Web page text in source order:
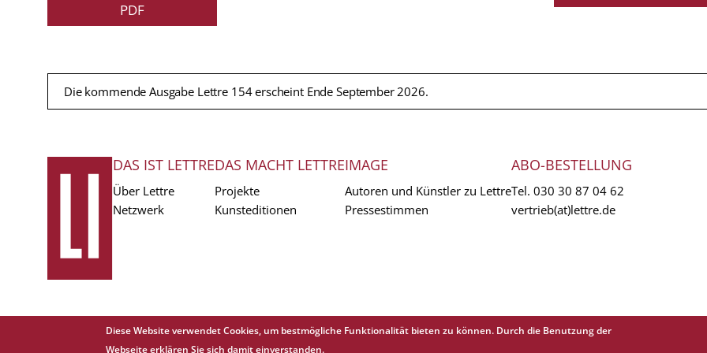
PDF
Die kommende Ausgabe Lettre 154 erscheint Ende September 2026.
FUSSZEILE
DAS IST LETTRE
Über Lettre
Netzwerk
DAS MACHT LETTRE
Projekte
Kunsteditionen
IMAGE
Autoren und Künstler zu Lettre
Pressestimmen
ABO-BESTELLUNG
Tel. 030 30 87 04 62
vertrieb(at)lettre.de
Copyright © 1988 - 2026 Lettre International. All rights reserved.
Diese Website verwendet Cookies, um bestmögliche Funktionalität bieten zu können. Durch die Benutzung der
Webseite erklären Sie sich damit einverstanden.